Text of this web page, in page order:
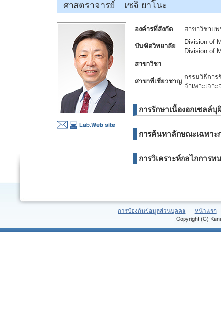
ศาสตราจารย์ เซจิ ยาโนะ
องค์กรที่สังกัด สาขาวิชาแ
บันฑิตวิทยาลัย
Division of
Division of
สาขาวิชา
สาขาที่เชี่ยวชาญ
กรรมวิธีการ
จำเพาะเจา
การรักษาเนื้องอกเซลล์บุ
การค้นหาลักษณะเฉพาะ
การวิเคราะห์กลไกการท
การป้องกันข้อมูลส่วนบุคคล หน้าแรก